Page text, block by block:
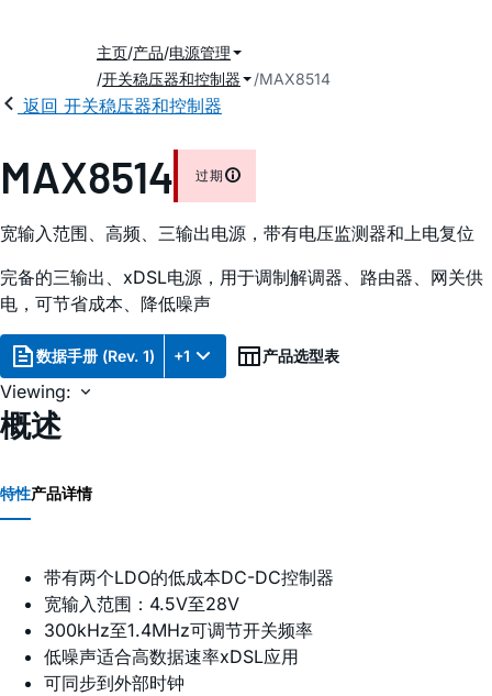
主页 产品 电源管理
开关稳压器和控制器
MAX8514
返回 开关稳压器和控制器
MAX8514 过期
宽输入范围、高频、三输出电源，带有电压监测器和上电复位
完备的三输出、xDSL电源，用于调制解调器、路由器、网关供
电，可节省成本、降低噪声
数据手册 (Rev. 1) +1 产品选型表
Viewing:
概述
特性产品详情
带有两个LDO的低成本DC-DC控制器
宽输入范围：4.5V至28V
300kHz至1.4MHz可调节开关频率
低噪声适合高数据速率xDSL应用
可同步到外部时钟